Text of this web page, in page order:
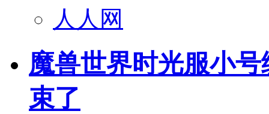
人人网
魔兽世界时光服小
束了